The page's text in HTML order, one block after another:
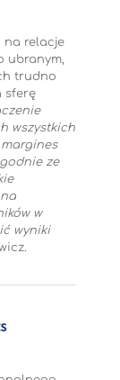
na relacje
ubranym,
trudno
sferę
wszystkich
ze
w
wyniki